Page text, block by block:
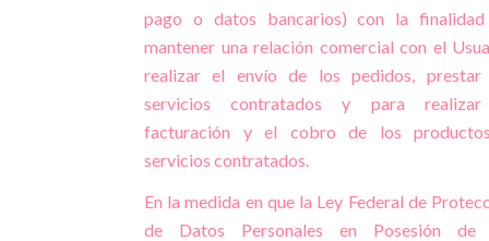
pago o datos bancarios) con la
mantener una relación comercial con el
realizar el envío de los pedidos, prestar
servicios contratados y para
facturación y el cobro de los
servicios contratados.
En la medida en que la Ley Federal de
de Datos Personales en Posesión de